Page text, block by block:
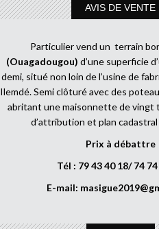
AVIS DE VENTE
Particulier vend un terrain
(Ouagadougou) d’une superficie
demi, situé non loin de l’usine de
Ilemdé. Semi clôturé avec des
abritant une maisonnette de
d’attribution et plan
Prix à débattre
Tél : 79 43 40 18/ 74
E-mail: